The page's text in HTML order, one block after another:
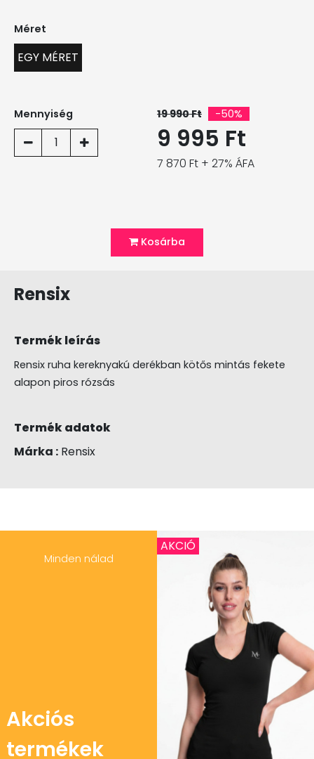
Méret
EGY MÉRET
Mennyiség
1
19 990 Ft -50%
9 995 Ft
7 870 Ft + 27% ÁFA
Kosárba
Rensix
Termék leírás
Rensix ruha kereknyakú derékban kötős mintás fekete
alapon piros rózsás
Termék adatok
Márka : Rensix
Minden nálad
Akciós
termékek
AKCIÓ